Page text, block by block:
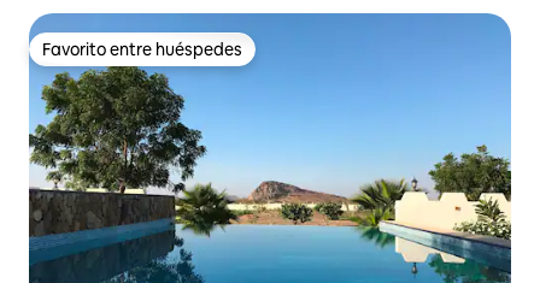
Favorito entre huéspedes
Favorito entre huéspedes